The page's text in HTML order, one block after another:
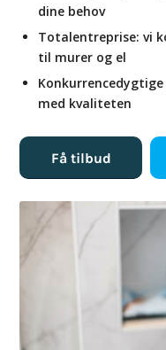
dine behov
Totalentreprise: vi
til murer og el
med kvaliteten
Få tilbud